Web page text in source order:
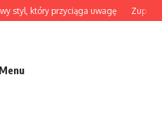
styl, który przyciąga uwagę Zupa z
Menu